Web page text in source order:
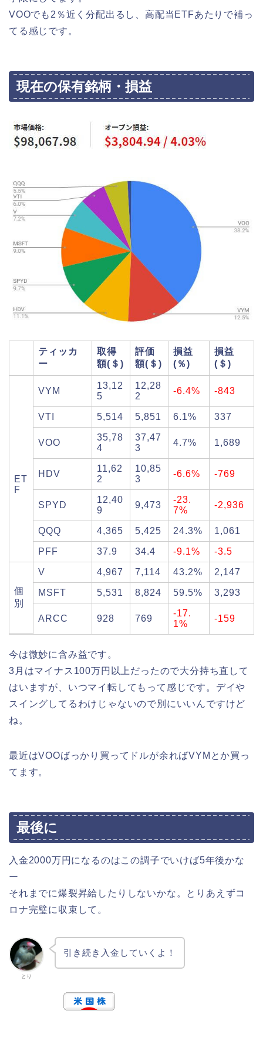
VOOでも2％近く分配出るし、高配当ETFあたりで補っ
てる感じです。
現在の保有銘柄・損益
ティッカ
ー
取得
額(＄)
評価
額(＄)
損益
(％)
損益
(＄)
ET
F
VYM
13,12
5
12,28
2
-6.4% -843
VTI 5,514 5,851 6.1% 337
VOO
35,78
4
37,47
3
4.7% 1,689
HDV
11,62
2
10,85
3
-6.6% -769
SPYD
12,40
9
9,473
-23.
7%
-2,936
QQQ 4,365 5,425 24.3% 1,061
PFF 37.9 34.4 -9.1% -3.5
個
別
V 4,967 7,114 43.2% 2,147
MSFT 5,531 8,824 59.5% 3,293
ARCC 928 769
-17.
1%
-159
今は微妙に含み益です。
3月はマイナス100万円以上だったので大分持ち直して
はいますが、いつマイ転してもって感じです。デイや
スイングしてるわけじゃないので別にいいんですけど
ね。
最近はVOOばっかり買ってドルが余ればVYMとか買っ
てます。
最後に
入金2000万円になるのはこの調子でいけば5年後かな
ー
それまでに爆裂昇給したりしないかな。とりあえずコ
ロナ完璧に収束して。
とり
引き続き入金していくよ！